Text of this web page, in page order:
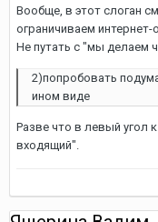
Вообще, в этот слоган
ограничиваем
Не путать с "мы делаем
2)попробовать
ином виде
Разве что в левый угол
входящий".